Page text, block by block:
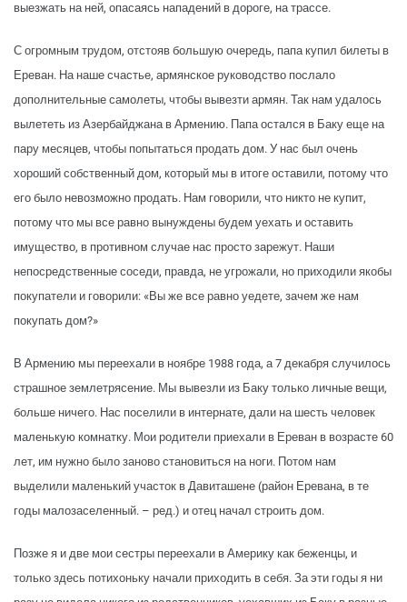
выезжать на ней, опасаясь нападений в дороге, на трассе.
С огромным трудом, отстояв большую очередь, папа купил билеты в
Ереван. На наше счастье, армянское руководство послало
дополнительные самолеты, чтобы вывезти армян. Так нам удалось
вылететь из Азербайджана в Армению. Папа остался в Баку еще на
пару месяцев, чтобы попытаться продать дом. У нас был очень
хороший собственный дом, который мы в итоге оставили, потому что
его было невозможно продать. Нам говорили, что никто не купит,
потому что мы все равно вынуждены будем уехать и оставить
имущество, в противном случае нас просто зарежут. Наши
непосредственные соседи, правда, не угрожали, но приходили якобы
покупатели и говорили: «Вы же все равно уедете, зачем же нам
покупать дом?»
В Армению мы переехали в ноябре 1988 года, а 7 декабря случилось
страшное землетрясение. Мы вывезли из Баку только личные вещи,
больше ничего. Нас поселили в интернате, дали на шесть человек
маленькую комнатку. Мои родители приехали в Ереван в возрасте 60
лет, им нужно было заново становиться на ноги. Потом нам
выделили маленький участок в Давиташене (район Еревана, в те
годы малозаселенный. – ред.) и отец начал строить дом.
Позже я и две мои сестры переехали в Америку как беженцы, и
только здесь потихоньку начали приходить в себя. За эти годы я ни